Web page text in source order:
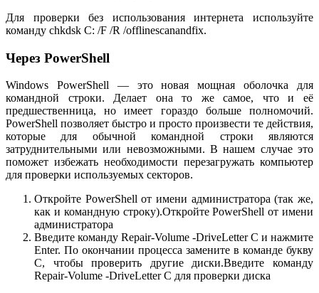
Для проверки без использования интернета используйте
команду chkdsk C: /F /R /offlinescanandfix.
Через PowerShell
Windows PowerShell — это новая мощная оболочка для
командной строки. Делает она то же самое, что и её
предшественница, но имеет гораздо больше полномочий.
PowerShell позволяет быстро и просто произвести те действия,
которые для обычной командной строки являются
затруднительными или невозможными. В нашем случае это
поможет избежать необходимости перезагружать компьютер
для проверки используемых секторов.
Откройте PowerShell от имени администратора (так же,
как и командную строку).Откройте PowerShell от имени
администратора
Введите команду Repair-Volume -DriveLetter C и нажмите
Enter. По окончании процесса замените в команде букву
C, чтобы проверить другие диски.Введите команду
Repair-Volume -DriveLetter C для проверки диска